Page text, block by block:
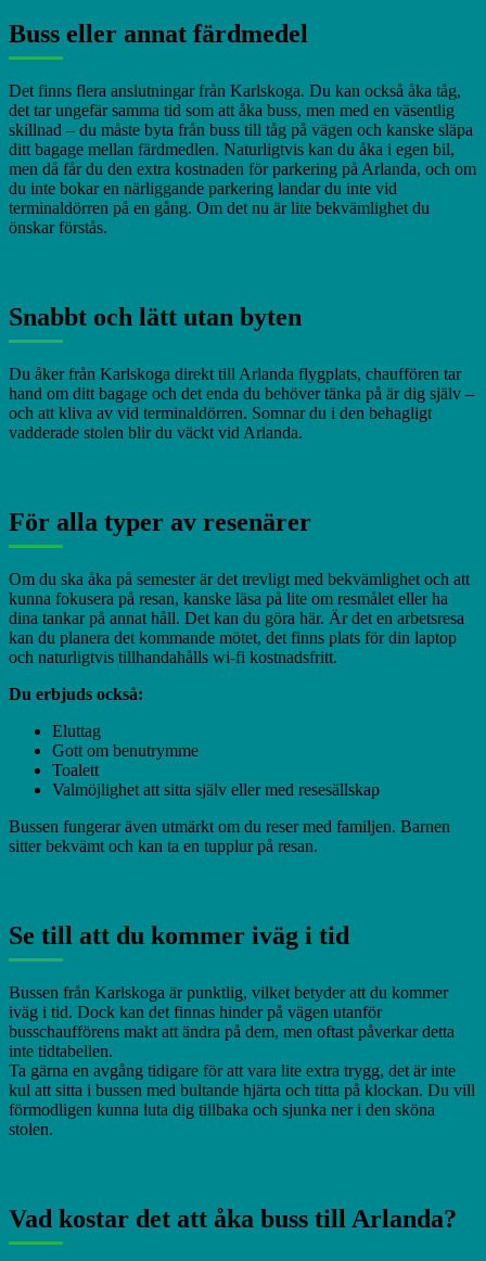
Buss eller annat färdmedel
Det finns flera anslutningar från Karlskoga. Du kan också åka tåg,
det tar ungefär samma tid som att åka buss, men med en väsentlig
skillnad – du måste byta från buss till tåg på vägen och kanske släpa
ditt bagage mellan färdmedlen. Naturligtvis kan du åka i egen bil,
men då får du den extra kostnaden för parkering på Arlanda, och om
du inte bokar en närliggande parkering landar du inte vid
terminaldörren på en gång. Om det nu är lite bekvämlighet du
önskar förstås.
Snabbt och lätt utan byten
Du åker från Karlskoga direkt till Arlanda flygplats, chauffören tar
hand om ditt bagage och det enda du behöver tänka på är dig själv –
och att kliva av vid terminaldörren. Somnar du i den behagligt
vadderade stolen blir du väckt vid Arlanda.
För alla typer av resenärer
Om du ska åka på semester är det trevligt med bekvämlighet och att
kunna fokusera på resan, kanske läsa på lite om resmålet eller ha
dina tankar på annat håll. Det kan du göra här. Är det en arbetsresa
kan du planera det kommande mötet, det finns plats för din laptop
och naturligtvis tillhandahålls wi-fi kostnadsfritt.
Du erbjuds också:
Eluttag
Gott om benutrymme
Toalett
Valmöjlighet att sitta själv eller med resesällskap
Bussen fungerar även utmärkt om du reser med familjen. Barnen
sitter bekvämt och kan ta en tupplur på resan.
Se till att du kommer iväg i tid
Bussen från Karlskoga är punktlig, vilket betyder att du kommer
iväg i tid. Dock kan det finnas hinder på vägen utanför
busschaufförens makt att ändra på dem, men oftast påverkar detta
inte tidtabellen.
Ta gärna en avgång tidigare för att vara lite extra trygg, det är inte
kul att sitta i bussen med bultande hjärta och titta på klockan. Du vill
förmodligen kunna luta dig tillbaka och sjunka ner i den sköna
stolen.
Vad kostar det att åka buss till Arlanda?